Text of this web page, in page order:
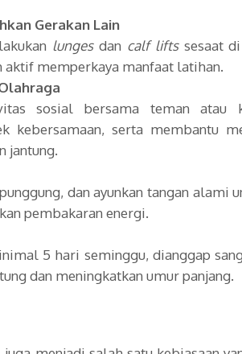
Gerakan Lain
lungesdan calf liftssesaat di
memperkaya manfaat latihan.
sosial bersama teman atau
kebersamaan, serta membantu
jantung.
dan ayunkan tangan alami
pembakaran energi.
5 hari seminggu, dianggap
dan meningkatkan umur panjang.